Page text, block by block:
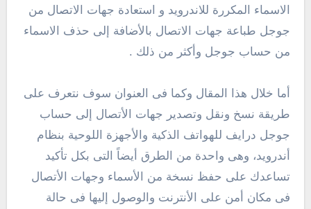
الاسماء المكررة للاندرويد و استعادة جهات الاتصال من
جوجل طباعة جهات الاتصال بالأضافة إلى حذف الاسماء
من حساب جوجل وأكثر من ذلك .
أما خلال هذا المقال وكما فى العنوان سوف نتعرف على
طريقة نسخ ونقل وتصدير جهات الأتصال إلى حساب
جوجل درايف للهواتف الذكية والأجهزة اللوحية بنظام
أندرويد، وهى واحدة من الطرق أيضاً التى بكل تأكيد
تساعدك على حفظ نسخة من الأسماء وجهات الأتصال
فى مكان أمن على الأنترنت والوصول إليها فى حالة